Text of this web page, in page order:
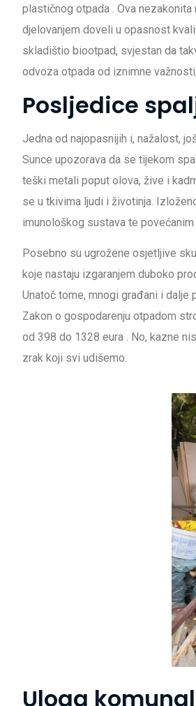
plastičnog otpada . Ova
djelovanjem doveli u opasnost
skladištio biootpad, svjestan da
odvoza otpada od iznimne
Posljedice
Jedna od najopasnijih i, nažalost,
Sunce upozorava da se tijekom
teški metali poput olova, žive i
se u tkivima ljudi i životinja.
imunološkog sustava te
Posebno su ugrožene osjetljive
koje nastaju izgaranjem duboko
Unatoč tome, mnogi građani i
Zakon o gospodarenju otpadom
od 398 do 1328 eura . No, kazne
zrak koji svi udišemo.
Uloga